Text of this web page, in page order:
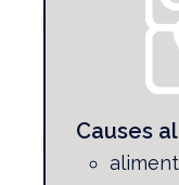
Causes